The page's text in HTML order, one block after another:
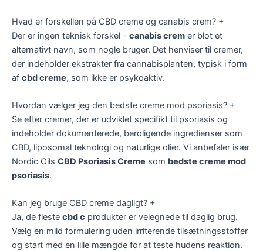
Hvad er forskellen på CBD creme og canabis crem? +
Der er ingen teknisk forskel –canabis crem er blot et
alternativt navn, som nogle bruger. Det henviser til cremer,
der indeholder ekstrakter fra cannabisplanten, typisk i form
af cbd creme, som ikke er psykoaktiv.
Hvordan vælger jeg den bedste creme mod psoriasis? +
Se efter cremer, der er udviklet specifikt til psoriasis og
indeholder dokumenterede, beroligende ingredienser som
CBD, liposomal teknologi og naturlige olier. Vi anbefaler især
Nordic Oils CBD Psoriasis Creme som bedste creme mod
psoriasis.
Kan jeg bruge CBD creme dagligt? +
Ja, de fleste cbd c produkter er velegnede til daglig brug.
Vælg en mild formulering uden irriterende tilsætningsstoffer
og start med en lille mængde for at teste hudens reaktion.